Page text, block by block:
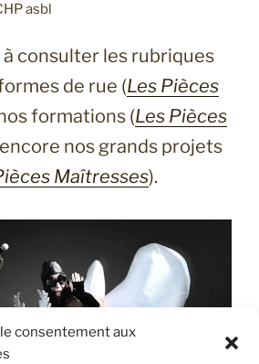
consentement aux
asbl
à consulter les rubriques
de rue (Les Pièces
formations (Les Pièces
nos grands projets
Maîtresses).